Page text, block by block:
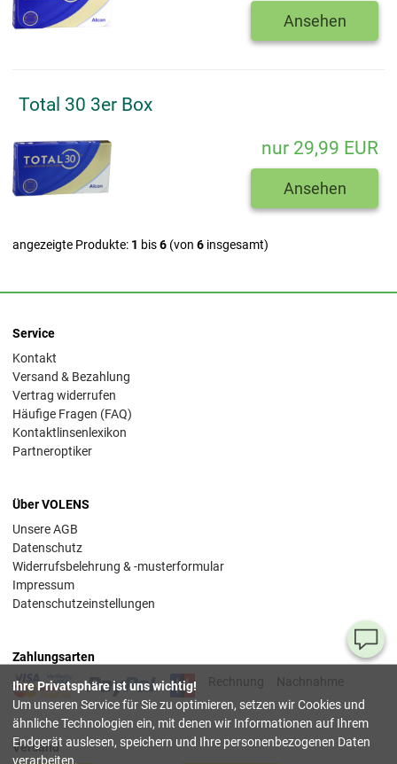
Ansehen
Total 30 3er Box
nur 29,99 EUR
Ansehen
angezeigte Produkte: 1 bis6 (von 6 insgesamt)
Service
Kontakt
Versand & Bezahlung
Vertrag widerrufen
Häufige Fragen (FAQ)
Kontaktlinsenlexikon
Partneroptiker
Über VOLENS
Unsere AGB
Datenschutz
Widerrufsbelehrung & -musterformular
Impressum
Datenschutzeinstellungen
Zahlungsarten
Rechnung
Nachnahme
Versand
Ihre Privatsphäre ist uns wichtig!
Um unseren Service für Sie zu optimieren, setzen wir Cookies und
ähnliche Technologien ein, mit denen wir Informationen auf Ihrem
Endgerät auslesen, speichern und Ihre personenbezogenen Daten
verarbeiten.
Sie